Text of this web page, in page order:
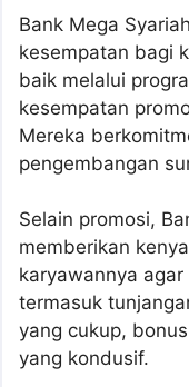
Bank Mega
kesempatan bagi
baik melalui
kesempatan
Mereka
pengembangan
Selain promosi,
memberikan
karyawannya
termasuk
yang cukup,
yang kondusif.